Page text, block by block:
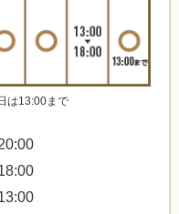
は13:00まで